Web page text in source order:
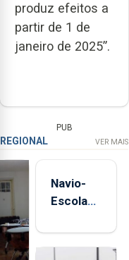
produz efeitos a
partir de 1 de
janeiro de 2025”.
PUB
REGIONAL VER MAIS
Navio-
Escola
está de